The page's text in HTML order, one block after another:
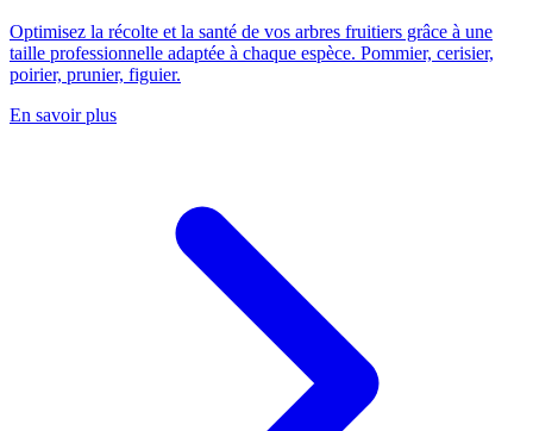
Optimisez la récolte et la santé de vos arbres fruitiers grâce à une
taille professionnelle adaptée à chaque espèce. Pommier, cerisier,
poirier, prunier, figuier.
En savoir plus